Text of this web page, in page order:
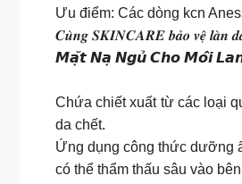
Ưu điểm: Các dòng kcn
𝑪𝒖̀𝒏𝒈 𝑺𝑲𝑰𝑵𝑪𝑨𝑹𝑬 𝒃𝒂̉𝒐 𝒗𝒆̣̂ 𝒍𝒂̀𝒏
𝙈𝙖̣̆𝙩 𝙉𝙖̣ 𝙉𝙜𝙪̉ 𝘾𝙝𝙤 𝙈𝙤̂𝙞
Chứa chiết xuất từ các loại
da chết.
Ứng dụng công thức dưỡng
có thể thẩm thấu sâu vào